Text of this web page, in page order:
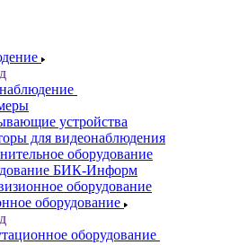
устройства
для видеонаблюдения
оборудование
БИК-Информ
оборудование
оборудование
оборудование